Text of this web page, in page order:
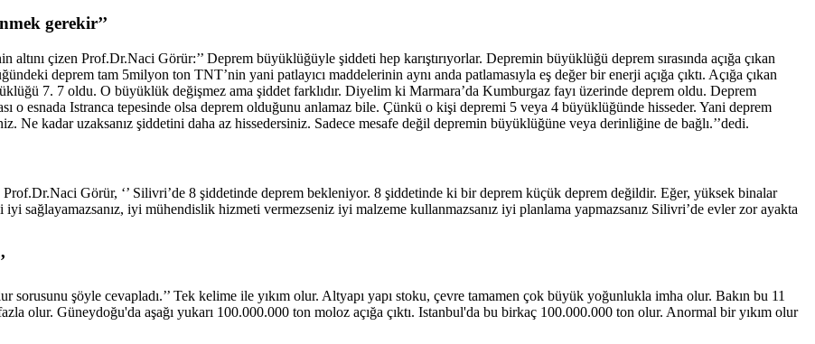
gerekir’’
çizen Prof.Dr.Naci Görür:’’ Deprem büyüklüğüyle şiddeti hep karıştırıyorlar. Depremin büyüklüğü deprem sırasında açığa çıkan
deprem tam 5milyon ton TNT’nin yani patlayıcı maddelerinin aynı anda patlamasıyla eş değer bir enerji açığa çıktı. Açığa çıkan
7. 7 oldu. O büyüklük değişmez ama şiddet farklıdır. Diyelim ki Marmara’da Kumburgaz fayı üzerinde deprem oldu. Deprem
o esnada Istranca tepesinde olsa deprem olduğunu anlamaz bile. Çünkü o kişi depremi 5 veya 4 büyüklüğünde hisseder. Yani deprem
Ne kadar uzaksanız şiddetini daha az hissedersiniz. Sadece mesafe değil depremin büyüklüğüne veya derinliğine de bağlı.’’dedi.
Görür, ‘’ Silivri’de 8 şiddetinde deprem bekleniyor. 8 şiddetinde ki bir deprem küçük deprem değildir. Eğer, yüksek binalar
sağlayamazsanız, iyi mühendislik hizmeti vermezseniz iyi malzeme kullanmazsanız iyi planlama yapmazsanız Silivri’de evler zor ayakta
şöyle cevapladı.’’ Tek kelime ile yıkım olur. Altyapı yapı stoku, çevre tamamen çok büyük yoğunlukla imha olur. Bakın bu 11
olur. Güneydoğu'da aşağı yukarı 100.000.000 ton moloz açığa çıktı. Istanbul'da bu birkaç 100.000.000 ton olur. Anormal bir yıkım olur